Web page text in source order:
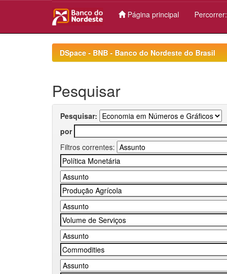
Página principal Percorrer:
DSpace - BNB - Banco do Nordeste do Brasil
Pesquisar
Pesquisar:
por
Filtros correntes: